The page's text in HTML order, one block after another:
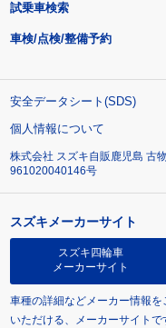
試乗車検索
車検/点検/整備予約
安全データシート(SDS)
個人情報について
株式会社 スズキ自販鹿児島 古
961020040146号
スズキメーカーサイト
スズキ四輪車
メーカーサイト
車種の詳細などメーカー情報を
いただける、メーカーサイトで